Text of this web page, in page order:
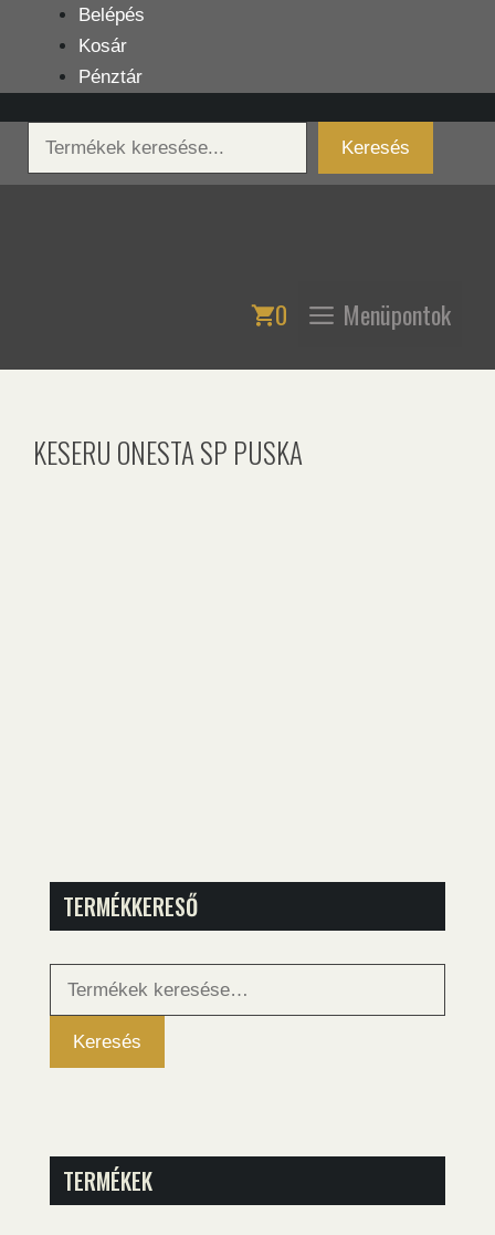
tartalomba
Belépés
Kosár
Pénztár
Keresés
Keresés
0 Menüpontok
KESERU ONESTA SP PUSKA
TERMÉKKERESŐ
Keresés
Keresés
TERMÉKEK